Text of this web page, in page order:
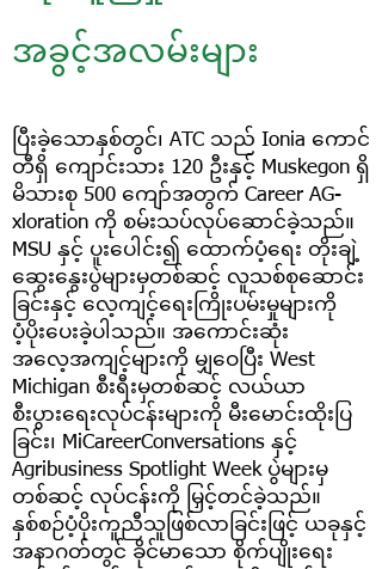
အခွင့်အလမ်းများ
ပြီးခဲ့သောနှစ်တွင်၊ ATC သည် Ionia ကောင်
တီရှိ ကျောင်းသား 120 ဦးနှင့် Muskegon ရှိ
မိသားစု 500 ကျော်အတွက် Career AG-
xloration ကို စမ်းသပ်လုပ်ဆောင်ခဲ့သည်။
MSU နှင့် ပူးပေါင်း၍ ထောက်ပံ့ရေး တိုးချဲ့
ဆွေးနွေးပွဲများမှတစ်ဆင့် လူသစ်စုဆောင်း
ခြင်းနှင့် လေ့ကျင့်ရေးကြိုးပမ်းမှုများကို
ပံ့ပိုးပေးခဲ့ပါသည်။ အကောင်းဆုံး
အလေ့အကျင့်များကို မျှဝေပြီး West
Michigan စီးရီးမှတစ်ဆင့် လယ်ယာ
စီးပွားရေးလုပ်ငန်းများကို မီးမောင်းထိုးပြ
ခြင်း၊ MiCareerConversations နှင့်
Agribusiness Spotlight Week ပွဲများမှ
တစ်ဆင့် လုပ်ငန်းကို မြှင့်တင်ခဲ့သည်။
နှစ်စဉ်ပံ့ပိုးကူညီသူဖြစ်လာခြင်းဖြင့် ယခုနှင့်
အနာဂတ်တွင် ခိုင်မာသော စိုက်ပျိုးရေး